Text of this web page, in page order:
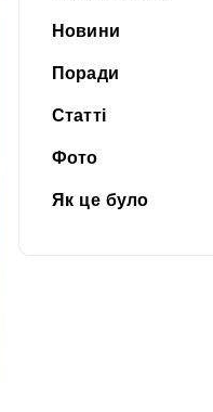
Новини
Поради
Статті
Фото
Як це було